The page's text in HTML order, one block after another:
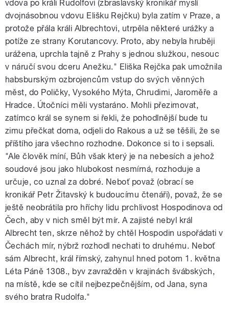
vdova po králi Rudolfovi (zbraslavský kronikář myslí
dvojnásobnou vdovu Elišku Rejčku) byla zatím v Praze, a
protože přála králi Albrechtovi, utrpěla některé urážky a
potíže ze strany Korutancovy. Proto, aby nebyla hruběji
urážena, uprchla tajně z Prahy s jednou služkou, nesouc
v náručí svou dceru Anežku." Eliška Rejčka pak umožnila
habsburským ozbrojencům vstup do svých věnných
měst, do Poličky, Vysokého Mýta, Chrudimi, Jaroměře a
Hradce. Útočníci měli vystaráno. Mohli přezimovat,
zatímco král se synem si řekli, že pohodlnější bude tu
zimu přečkat doma, odjeli do Rakous a už se těšili, že se
příštího jara všechno rozhodne. Dokonce si to i sepsali.
"Ale člověk míní, Bůh však který je na nebesích a jehož
soudové jsou jako hlubokost nesmírná, rozhoduje a
určuje, co uznal za dobré. Neboť považ (obrací se
kronikář Petr Žitavský k budoucímu čtenáři), považ, že se
ještě neobrátila pro hříchy lidu prchlivost Hospodinova od
Čech, aby v nich směl být mír. A zajisté nebyl král
Albrecht ten, skrze něhož by chtěl Hospodin uspořádati v
Čechách mír, nýbrž rozhodl nechati to druhému. Neboť
sám Albrecht, král římský, zahynul hned potom 1. května
Léta Páně 1308., byv zavražděn v krajinách švábských,
na místě, kde se cítil nejbezpečnějším, od Jana, syna
svého bratra Rudolfa."